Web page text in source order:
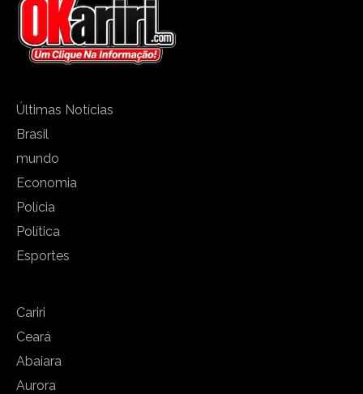
Últimas Notícias
Brasil
mundo
Economia
Polícia
Política
Esportes
Cariri
Ceará
Abaiara
Aurora